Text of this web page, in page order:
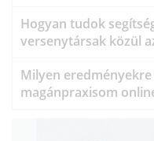
Hogyan tudok
versenytársak közül
Milyen
magánpraxisom